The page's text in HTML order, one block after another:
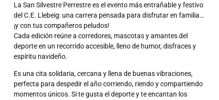
La San Silvestre Perrestre es el evento más entrañable y festivo
del C.E. Llebeig: una carrera pensada para disfrutar en familia…
¡y con tus compañeros peludos!
Cada edición reúne a corredores, mascotas y amantes del
deporte en un recorrido accesible, lleno de humor, disfraces y
espíritu navideño.
Es una cita solidaria, cercana y llena de buenas vibraciones,
perfecta para despedir el año corriendo, riendo y compartiendo
momentos únicos. Si te gusta el deporte y te encantan los